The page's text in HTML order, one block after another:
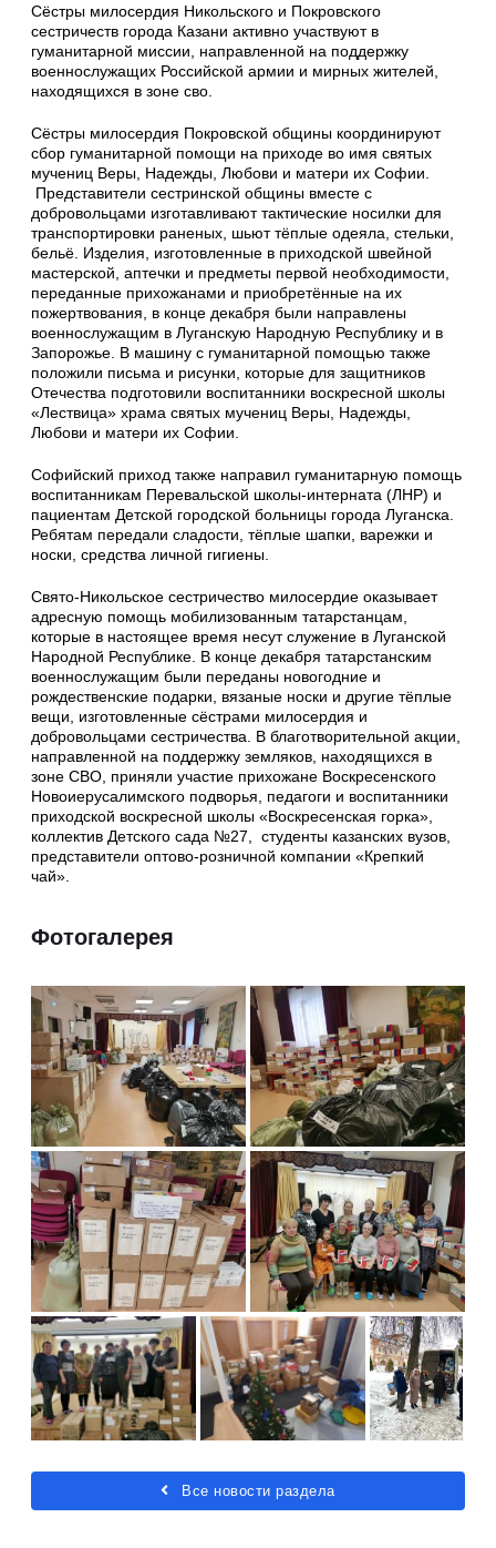
Сёстры милосердия Никольского и Покровского
сестричеств города Казани активно участвуют в
гуманитарной миссии, направленной на поддержку
военнослужащих Российской армии и мирных жителей,
находящихся в зоне сво.
Сёстры милосердия Покровской общины координируют
сбор гуманитарной помощи на приходе во имя святых
мучениц Веры, Надежды, Любови и матери их Софии.
Представители сестринской общины вместе с
добровольцами изготавливают тактические носилки для
транспортировки раненых, шьют тёплые одеяла, стельки,
бельё. Изделия, изготовленные в приходской швейной
мастерской, аптечки и предметы первой необходимости,
переданные прихожанами и приобретённые на их
пожертвования, в конце декабря были направлены
военнослужащим в Луганскую Народную Республику и в
Запорожье. В машину с гуманитарной помощью также
положили письма и рисунки, которые для защитников
Отечества подготовили воспитанники воскресной школы
«Лествица» храма святых мучениц Веры, Надежды,
Любови и матери их Софии.
Софийский приход также направил гуманитарную помощь
воспитанникам Перевальской школы-интерната (ЛНР) и
пациентам Детской городской больницы города Луганска.
Ребятам передали сладости, тёплые шапки, варежки и
носки, средства личной гигиены.
Свято-Никольское сестричество милосердие оказывает
адресную помощь мобилизованным татарстанцам,
которые в настоящее время несут служение в Луганской
Народной Республике. В конце декабря татарстанским
военнослужащим были переданы новогодние и
рождественские подарки, вязаные носки и другие тёплые
вещи, изготовленные сёстрами милосердия и
добровольцами сестричества. В благотворительной акции,
направленной на поддержку земляков, находящихся в
зоне СВО, приняли участие прихожане Воскресенского
Новоиерусалимского подворья, педагоги и воспитанники
приходской воскресной школы «Воскресенская горка»,
коллектив Детского сада №27, студенты казанских вузов,
представители оптово-розничной компании «Крепкий
чай».
Фотогалерея
Все новости раздела